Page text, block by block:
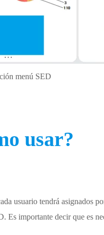
menú SED
usar?
usuario tendrá asignados
Es importante decir que es